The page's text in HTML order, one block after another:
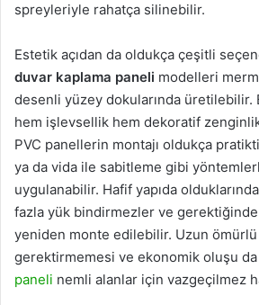
spreyleriyle rahatça silinebilir.
Estetik açıdan da oldukça çeşitli
duvar kaplama paneli modelleri
desenli yüzey dokularında üretilebilir.
hem işlevsellik hem dekoratif zenginlik
PVC panellerin montajı oldukça
ya da vida ile sabitleme gibi
uygulanabilir. Hafif yapıda
fazla yük bindirmezler ve
yeniden monte edilebilir. Uzun ömürlü
gerektirmemesi ve ekonomik oluşu da
paneli nemli alanlar için vazgeçilmez